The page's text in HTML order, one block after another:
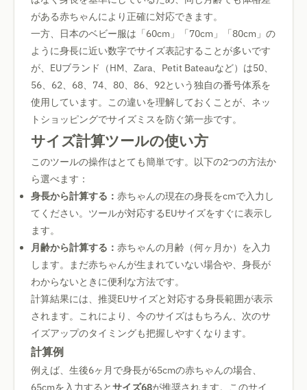
がある赤ちゃんにより正確に対応できます。
一方、日本のベビー服は「60cm」「70cm」「80cm」の
ように身長に近い数字でサイズ表記することが多いです
が、EUブランド（HM、Zara、Petit Bateauなど）は50、
56、62、68、74、80、86、92という独自の番号体系を
使用しています。この違いを理解しておくことが、ネッ
トショッピングでサイズミスを防ぐ第一歩です。
サイズ計算ツールの使い方
このツールの操作はとても簡単です。以下の2つの方法か
ら選べます：
身長から計算する： 赤ちゃんの現在の身長をcmで入力し
てください。ツールが対応するEUサイズをすぐに表示し
ます。
月齢から計算する： 赤ちゃんの月齢（何ヶ月か）を入力
します。まだ赤ちゃんが生まれていない場合や、身長が
わからないときに便利な方法です。
計算結果には、推奨EUサイズと対応する身長範囲が表示
されます。これにより、今のサイズはもちろん、次のサ
イズアップのタイミングも把握しやすくなります。
計算例
例えば、生後6ヶ月で身長が65cmの赤ちゃんの場合、
65cmを入力するとサイズ68が推奨されます。このサイ